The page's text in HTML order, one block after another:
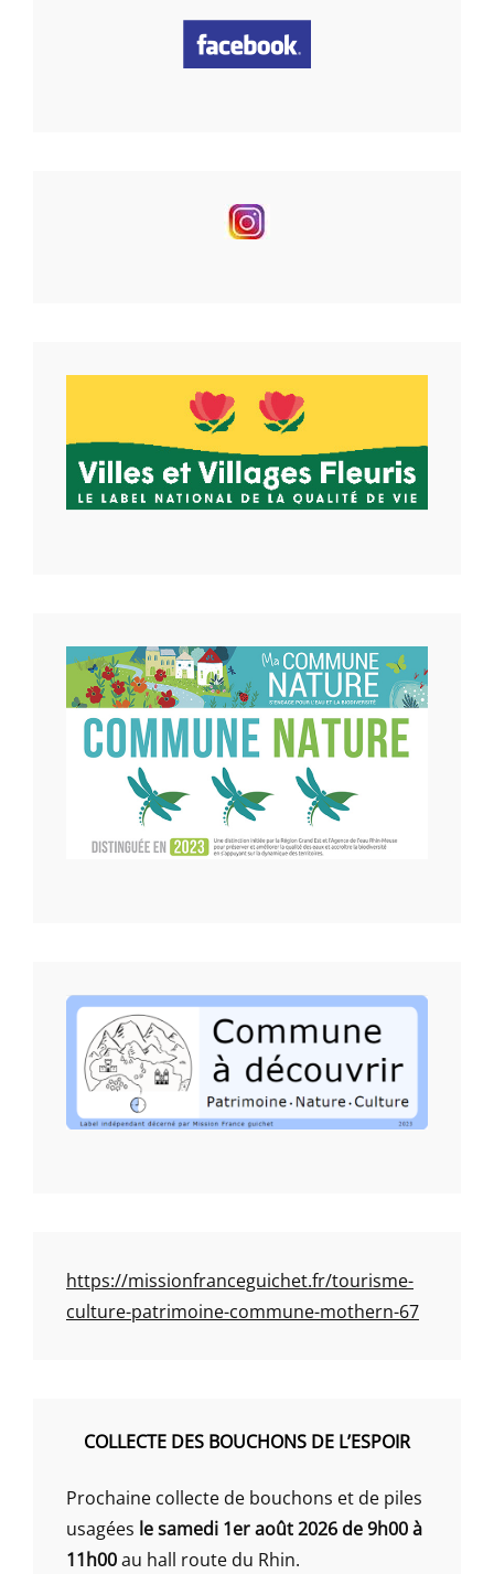
https://missionfranceguichet.fr/tourisme-
culture-patrimoine-commune-mothern-67
COLLECTE DES BOUCHONS DE L’ESPOIR
Prochaine collecte de bouchons et de piles
usagées le samedi 1er août 2026 de 9h00 à
11h00au hall route du Rhin.